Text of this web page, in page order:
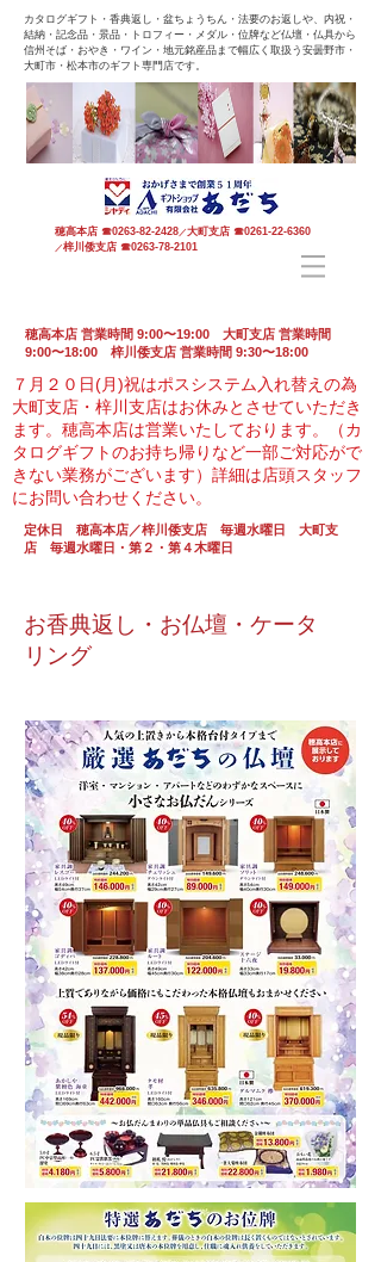
カタログギフト・香典返し・盆ちょうちん・法要のお返しや、内祝・
結納・記念品・景品・トロフィー・メダル・位牌など仏壇・仏具から
信州そば・おやき・ワイン・地元銘産品まで幅広く取扱う安曇野市・
大町市・松本市のギフト専門店です。
穂高本店 ☎0263-82-2428 ／大町支店 ☎0261-22-6360
／梓川倭支店 ☎0263-78-2101
穂高本店 営業時間 9:00〜19:00 大町支店 営業時間
9:00〜18:00 梓川倭支店 営業時間 9:30〜18:00
７月２０日(月)祝はポスシステム入れ替えの為
大町支店・梓川支店はお休みとさせていただき
ます。 穂高本店は営業いたしております。（カ
タログギフトのお持ち帰りなど一部ご対応がで
きない業務がございます） 詳細は店頭スタッフ
にお問い合わせください。
定休日 穂高本店／梓川倭支店 毎週水曜日 大町支
店 毎週水曜日・第２・第４木曜日
お香典返し・お仏壇・ケータ
リング